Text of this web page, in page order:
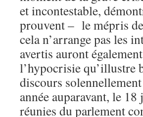
et incontestable,
prouvent – le mépris
cela n’arrange pas les
avertis auront
l’hypocrisie qu’illustre
discours
année auparavant, le
réunies du parlement